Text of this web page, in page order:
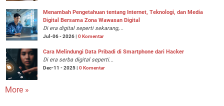
Menambah Pengetahuan tentang Internet, Teknologi, dan Media
Digital Bersama Zona Wawasan Digital
Di era digital seperti sekarang,...
Jul-06 - 2026 | 0 Komentar
Cara Melindungi Data Pribadi di Smartphone dari Hacker
Di era serba digital seperti...
Dec-11 - 2025 | 0 Komentar
More »